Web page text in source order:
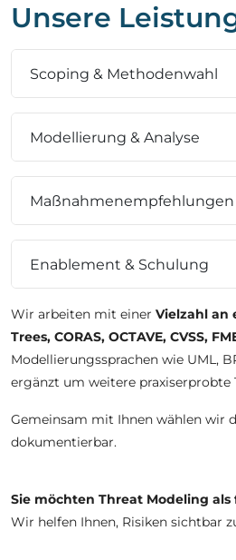
Unsere
Scoping & Methodenwahl
Modellierung & Analyse
Enablement & Schulung
Wir arbeiten mit einer Vielzahl an
Trees, CORAS, OCTAVE, CVSS,
Modellierungssprachen wie UML,
ergänzt um weitere praxiserprobte
Gemeinsam mit Ihnen wählen wir
dokumentierbar.
Sie möchten Threat Modeling
Wir helfen Ihnen, Risiken sichtbar